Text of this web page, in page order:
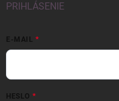
PRIHLÁSENIE
E-MAIL
HESLO